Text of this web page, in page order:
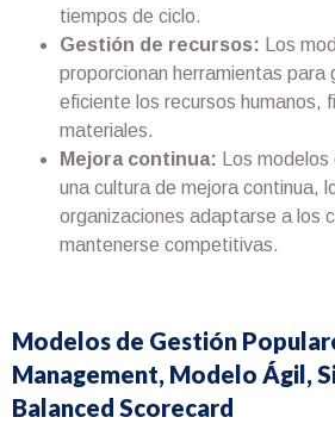
tiempos de ciclo.
Gestión de recursos: Los
proporcionan herramientas para
eficiente los recursos humanos,
materiales.
Mejora continua: Los
una cultura de mejora continua,
organizaciones adaptarse a los
mantenerse competitivas.
Modelos de Gestión
Management, Modelo Ágil,
Balanced Scorecard